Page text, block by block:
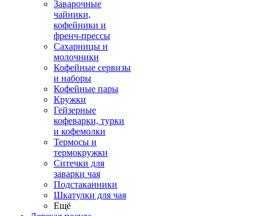
Заварочные
чайники,
кофейники и
френч-прессы
Сахарницы и
молочники
Кофейные сервизы
и наборы
Кофейные пары
Кружки
Гейзерные
кофеварки, турки
и кофемолки
Термосы и
термокружки
Ситечки для
заварки чая
Подстаканники
Шкатулки для чая
Ещё